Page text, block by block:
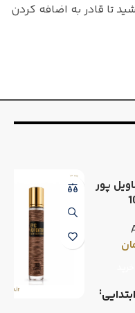
تا قادر به اضافه کردن
پور